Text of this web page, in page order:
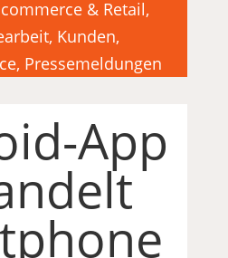
& Retail,
, Kunden,
, Pressemeldungen
App